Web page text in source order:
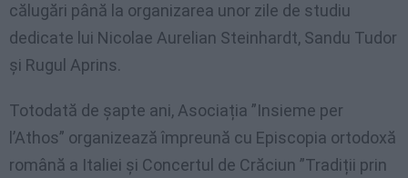
călugări până la organizarea unor zile de studiu
dedicate lui Nicolae Aurelian Steinhardt, Sandu Tudor
și Rugul Aprins.
Totodată de șapte ani, Asociația ”Insieme per
l’Athos” organizează împreună cu Episcopia ortodoxă
română a Italiei și Concertul de Crăciun ”Tradiții prin